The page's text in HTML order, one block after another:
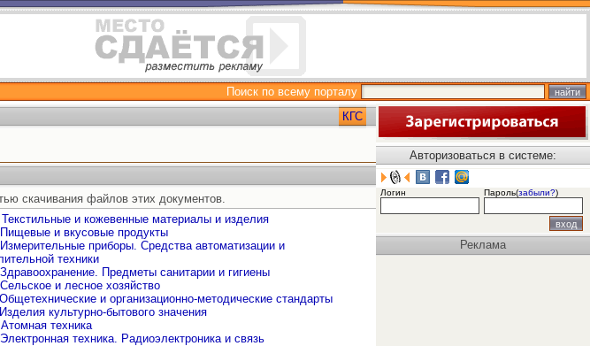
Поиск по всему порталу
КГС
скачивания файлов этих документов.
и кожевенные материалы и изделия
и вкусовые продукты
приборы. Средства автоматизации и
техники
Предметы санитарии и гигиены
и лесное хозяйство
и организационно-методические стандарты
культурно-бытового значения
техника
техника. Радиоэлектроника и связь
Авторизоваться в системе:
Логин Пароль(забыли?)
Реклама